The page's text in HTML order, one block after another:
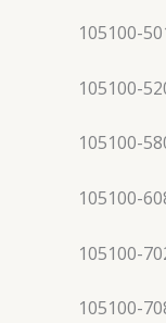
105100-
105100-
105100-
105100-
105100-
105100-